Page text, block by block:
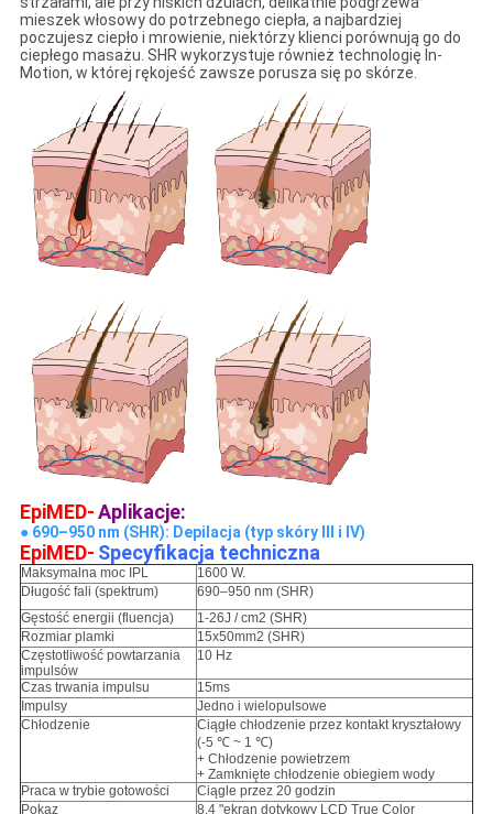
mieszek włosowy do potrzebnego ciepła, a najbardziej
poczujesz ciepło i mrowienie, niektórzy klienci porównują go do
ciepłego masażu. SHR wykorzystuje również technologię In-
Motion, w której rękojeść zawsze porusza się po skórze.
EpiMED-Aplikacje:
● 690–950 nm (SHR): Depilacja (typ skóry III i IV)
EpiMED- Specyfikacja techniczna
Maksymalna moc IPL
1600 W.
Długość fali (spektrum)
690–950 nm (SHR)
Gęstość energii (fluencja)
1-26J / cm2 (SHR)
Rozmiar plamki
15x50mm2 (SHR)
Częstotliwość powtarzania
impulsów
10 Hz
Czas trwania impulsu
15ms
Impulsy
Jedno i wielopulsowe
Chłodzenie
Ciągłe chłodzenie przez kontakt kryształowy
(-5 ℃ ~ 1 ℃)
+ Chłodzenie powietrzem
+ Zamknięte chłodzenie obiegiem wody
Praca w trybie gotowości
Ciągle przez 20 godzin
Pokaz
8,4 "ekran dotykowy LCD True Color